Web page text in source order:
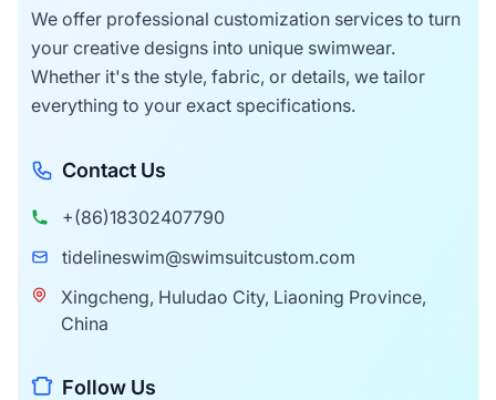
un'abbronzatura senza
cuciture.
We offer professional customization services to turn
your creative designs into unique swimwear.
Whether it's the style, fabric, or details, we tailor
everything to your exact specifications.
Contact Us
+(86)18302407790
tidelineswim@swimsuitcustom.com
Xingcheng, Huludao City, Liaoning Province,
China
Follow Us